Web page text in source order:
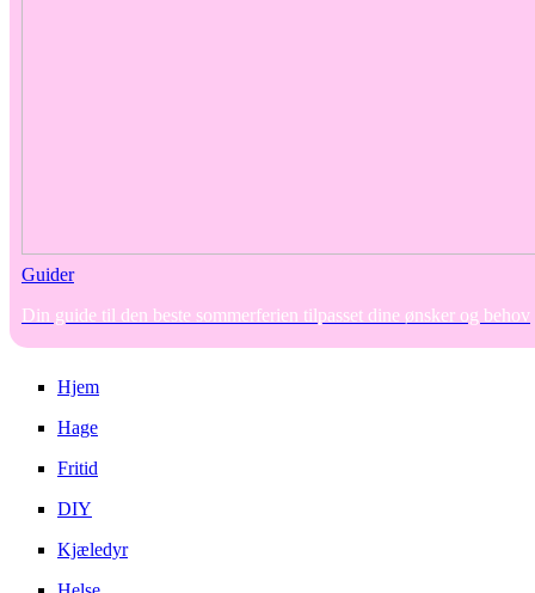
Guider
Din guide til den beste sommerferien tilpasset dine ønsker og behov
Hjem
Hage
Fritid
DIY
Kjæledyr